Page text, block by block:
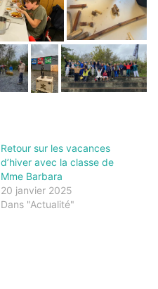
Retour sur les vacances
d’hiver avec la classe de
Mme Barbara
20 janvier 2025
Dans "Actualité"